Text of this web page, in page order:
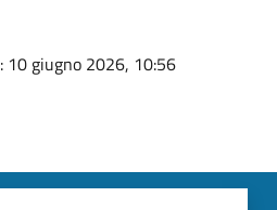
: 10 giugno 2026, 10:56